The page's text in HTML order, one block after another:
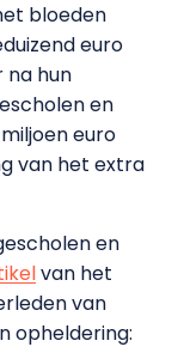
bloeden
euro
na hun
en
euro
van het extra
en
van het
van
opheldering: